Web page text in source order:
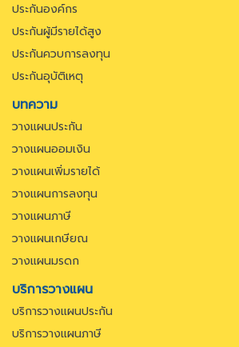
ประกันองค์กร
ประกันผู้มีรายได้สูง
ประกันควบการลงทุน
ประกันอุบัติเหตุ
บทความ
วางแผนประกัน
วางแผนออมเงิน
วางแผนเพิ่มรายได้
วางแผนการลงทุน
วางแผนภาษี
วางแผนเกษียณ
วางแผนมรดก
บริการวางแผน
บริการวางแผนประกัน
บริการวางแผนภาษี